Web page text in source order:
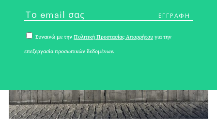
Συναινώ με την Πολιτική Προστασίας Απορρήτου για την
επεξεργασία προσωπικών δεδομένων.